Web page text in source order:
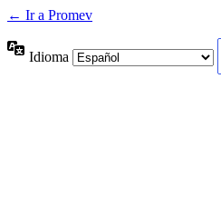
← Ir a Promev
Idioma